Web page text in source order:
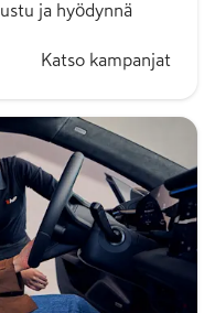
ja hyödynnä
Katso kampanjat